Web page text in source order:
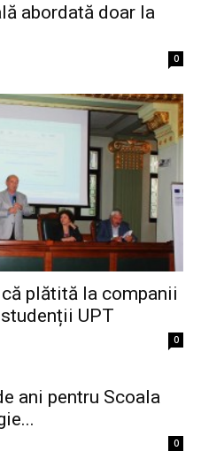
abordată doar la
0
plătită la companii
UPT
0
ani pentru Scoala
0